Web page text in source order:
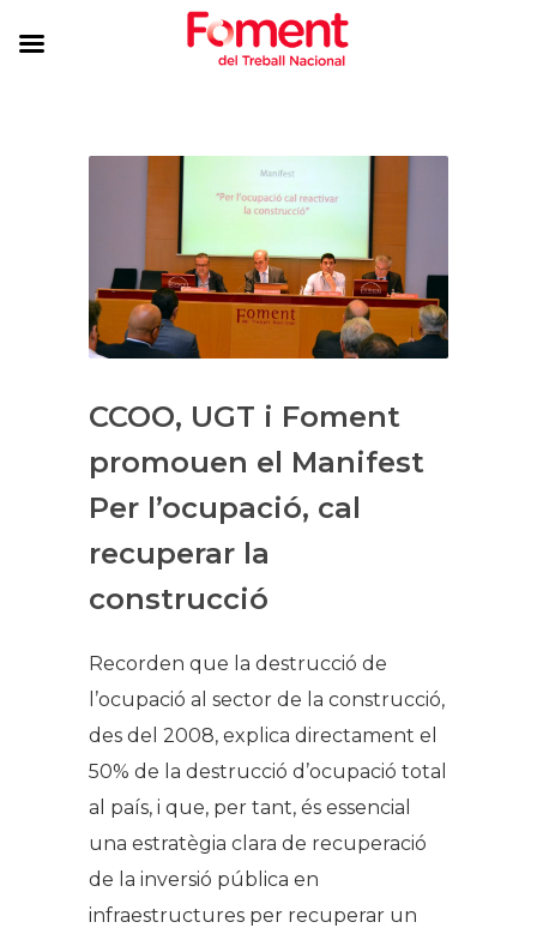
CCOO, UGT i Foment
promouen el Manifest
Per l’ocupació, cal
recuperar la
construcció
Recorden que la destrucció de
l’ocupació al sector de la construcció,
des del 2008, explica directament el
50% de la destrucció d’ocupació total
al país, i que, per tant, és essencial
una estratègia clara de recuperació
de la inversió pública en
infraestructures per recuperar un